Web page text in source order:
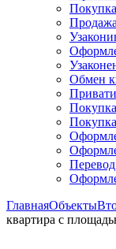
Обмен
ГлавнаяОбъекты
квартира с